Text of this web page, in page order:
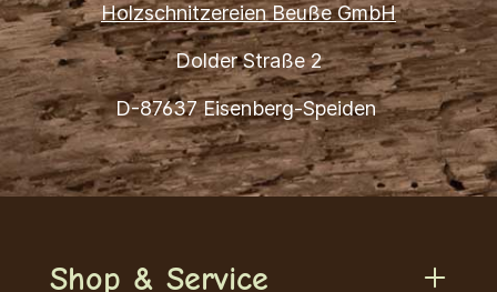
Holzschnitzereien Beuße GmbH
Dolder Straße 2
D-87637 Eisenberg-Speiden
Shop & Service